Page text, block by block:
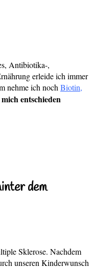
Antibiotika-,
erleide ich immer
nehme ich noch Biotin,
entschieden
dem
Sklerose. Nachdem
unseren Kinderwunsch